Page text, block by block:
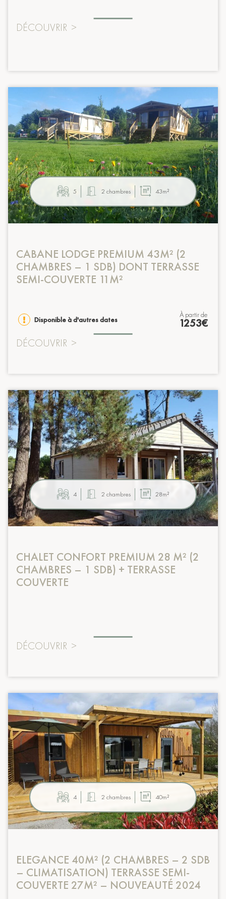
DÉCOUVRIR >
5 2 chambres 43m²
CABANE LODGE PREMIUM 43M² (2
CHAMBRES – 1 SDB) DONT TERRASSE
SEMI-COUVERTE 11M²
Disponible à d'autres dates
à partir de
1253€
DÉCOUVRIR >
4 2 chambres 28m²
CHALET CONFORT PREMIUM 28 M² (2
CHAMBRES – 1 SDB) + TERRASSE
COUVERTE
DÉCOUVRIR >
4 2 chambres 40m²
ELEGANCE 40M² (2 CHAMBRES – 2 SDB
– CLIMATISATION) TERRASSE SEMI-
COUVERTE 27M² – NOUVEAUTÉ 2024